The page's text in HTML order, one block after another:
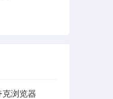
克浏览器